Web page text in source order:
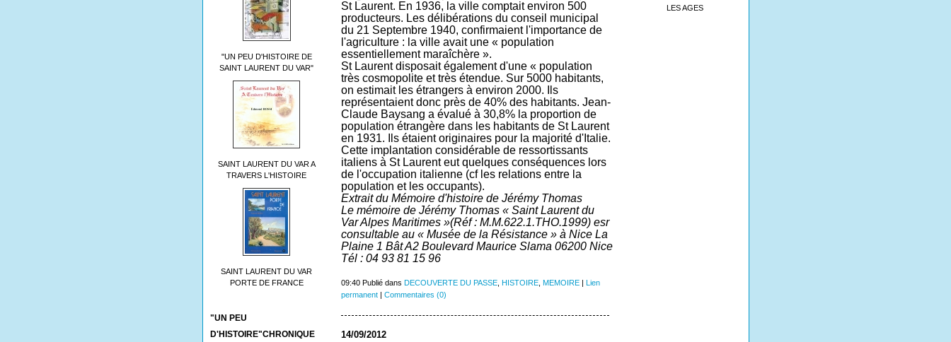
"UN PEU D'HISTOIRE DE
SAINT LAURENT DU VAR"
SAINT LAURENT DU VAR A
TRAVERS L'HISTOIRE
SAINT LAURENT DU VAR
PORTE DE FRANCE
"UN PEU
D'HISTOIRE"CHRONIQUE
LES AGES
St Laurent. En 1936, la ville comptait environ 500
producteurs. Les délibérations du conseil municipal
du 21 Septembre 1940, confirmaient l'importance de
l'agriculture : la ville avait une « population
essentiellement maraîchère ».
St Laurent disposait également d'une « population
très cosmopolite et très étendue. Sur 5000 habitants,
on estimait les étrangers à environ 2000. Ils
représentaient donc près de 40% des habitants. Jean-
Claude Baysang a évalué à 30,8% la proportion de
population étrangère dans les habitants de St Laurent
en 1931. Ils étaient originaires pour la majorité d'Italie.
Cette implantation considérable de ressortissants
italiens à St Laurent eut quelques conséquences lors
de l'occupation italienne (cf les relations entre la
population et les occupants).
Extrait du Mémoire d'histoire de Jérémy Thomas
Le mémoire de Jérémy Thomas « Saint Laurent du
Var Alpes Maritimes »(Réf : M.M.622.1.THO.1999) esr
consultable au « Musée de la Résistance » à Nice La
Plaine 1 Bât A2 Boulevard Maurice Slama 06200 Nice
Tél : 04 93 81 15 96
09:40 Publié dans DECOUVERTE DU PASSE, HISTOIRE, MEMOIRE|
Lien
permanent| Commentaires (0)
14/09/2012